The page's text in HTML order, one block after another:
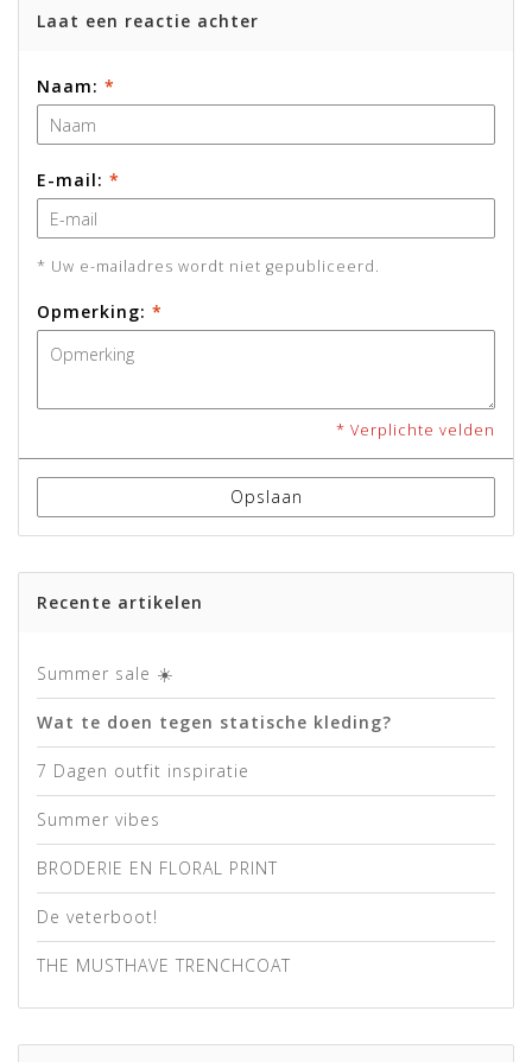
Laat een reactie achter
Naam: *
E-mail: *
* Uw e-mailadres wordt niet gepubliceerd.
Opmerking: *
* Verplichte velden
Opslaan
Recente artikelen
Summer sale ☀️
Wat te doen tegen statische kleding?
7 Dagen outfit inspiratie
Summer vibes
BRODERIE EN FLORAL PRINT
De veterboot!
THE MUSTHAVE TRENCHCOAT